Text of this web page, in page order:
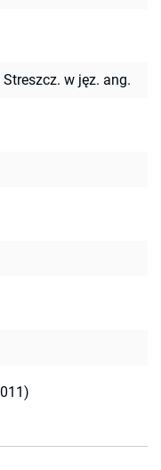
Streszcz. w jęz. ang.